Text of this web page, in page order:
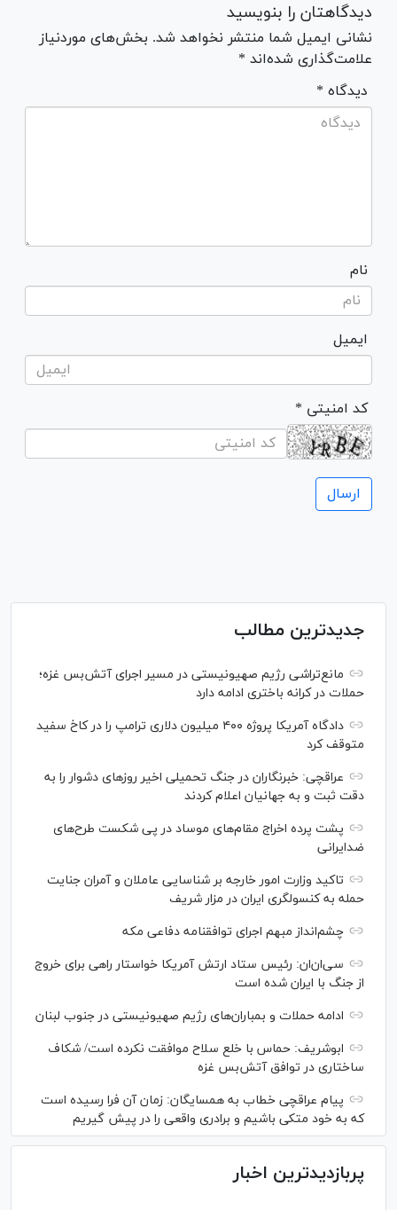
دیدگاهتان را بنویسید
نشانی ایمیل شما منتشر نخواهد شد. بخش‌های موردنیاز
علامت‌گذاری شده‌اند *
* دیدگاه
نام
ایمیل
* کد امنیتی
جدیدترین مطالب
مانع‌تراشی رژیم صهیونیستی در مسیر اجرای آتش‌بس غزه؛
حملات در کرانه باختری ادامه دارد
دادگاه آمریکا پروژه ۴۰۰ میلیون دلاری ترامپ را در کاخ سفید
متوقف کرد
عراقچی: خبرنگاران در جنگ تحمیلی اخیر روز‌های دشوار را به
دقت ثبت و به جهانیان اعلام کردند
پشت پرده اخراج مقام‌های موساد در پی شکست طرح‌های
ضدایرانی
تاکید وزارت امور خارجه بر شناسایی عاملان و آمران جنایت
حمله به کنسولگری ایران در مزار شریف
چشم‌انداز مبهم اجرای توافقنامه دفاعی مکه
سی‌ان‌‌ان: رئیس ستاد ارتش آمریکا خواستار راهی برای خروج
از جنگ با ایران شده است
ادامه حملات و بمباران‌های رژیم صهیونیستی در جنوب لبنان
ابوشریف: حماس با خلع سلاح موافقت نکرده است/ شکاف
ساختاری در توافق آتش‌‎بس غزه
پیام عراقچی خطاب به همسایگان: زمان آن فرا رسیده است
که به خود متکی باشیم و برادری واقعی را در پیش گیریم
پربازدیدترین اخبار